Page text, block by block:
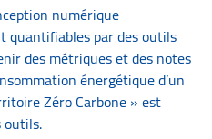
numérique
quantifiables par des outils
des métriques et des notes
énergétique d’un
Zéro Carbone » est